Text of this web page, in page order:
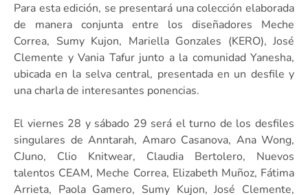
Para esta edición, se presentará una colección elaborada
de manera conjunta entre los diseñadores Meche
Correa, Sumy Kujon, Mariella Gonzales (KERO), José
Clemente y Vania Tafur junto a la comunidad Yanesha,
ubicada en la selva central, presentada en un desfile y
una charla de interesantes ponencias.
El viernes 28 y sábado 29 será el turno de los desfiles
singulares de Anntarah, Amaro Casanova, Ana Wong,
CJuno, Clio Knitwear, Claudia Bertolero, Nuevos
talentos CEAM, Meche Correa, Elizabeth Muñoz, Fátima
Arrieta, Paola Gamero, Sumy Kujon, José Clemente,